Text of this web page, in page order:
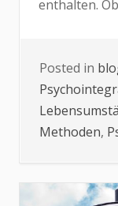
enthalten.
Posted in
Methoden,